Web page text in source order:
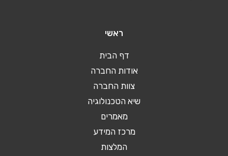
ראשי
דף הבית
אודות החברה
צוות החברה
שיא הטכנולוגיה
מאמרים
מרכז המידע
המלצות